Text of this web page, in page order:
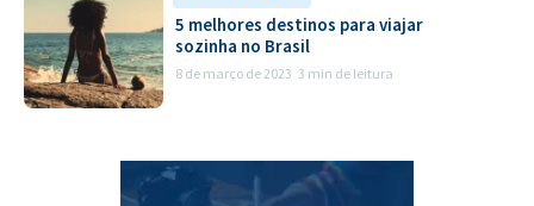
5 melhores destinos para viajar
sozinha no Brasil
8 de março de 2023 3 min de leitura